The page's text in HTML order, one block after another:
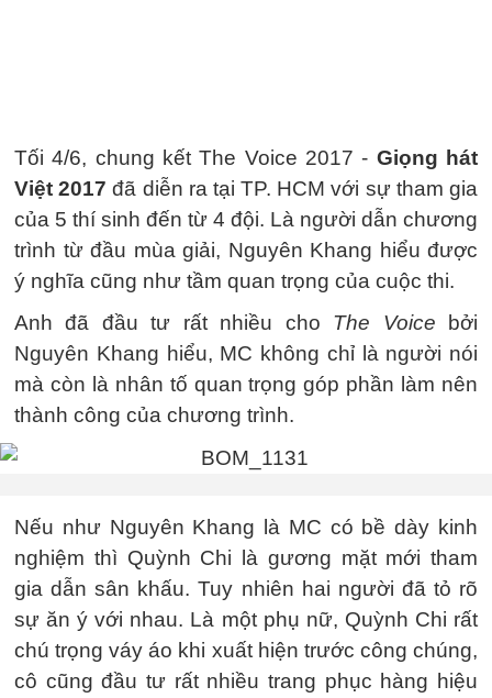
Tối 4/6, chung kết The Voice 2017 - Giọng hát
Việt 2017 đã diễn ra tại TP. HCM với sự tham gia
của 5 thí sinh đến từ 4 đội. Là người dẫn chương
trình từ đầu mùa giải, Nguyên Khang hiểu được
ý nghĩa cũng như tầm quan trọng của cuộc thi.
Anh đã đầu tư rất nhiều cho The Voice bởi
Nguyên Khang hiểu, MC không chỉ là người nói
mà còn là nhân tố quan trọng góp phần làm nên
thành công của chương trình.
Nếu như Nguyên Khang là MC có bề dày kinh
nghiệm thì Quỳnh Chi là gương mặt mới tham
gia dẫn sân khấu. Tuy nhiên hai người đã tỏ rõ
sự ăn ý với nhau. Là một phụ nữ, Quỳnh Chi rất
chú trọng váy áo khi xuất hiện trước công chúng,
cô cũng đầu tư rất nhiều trang phục hàng hiệu